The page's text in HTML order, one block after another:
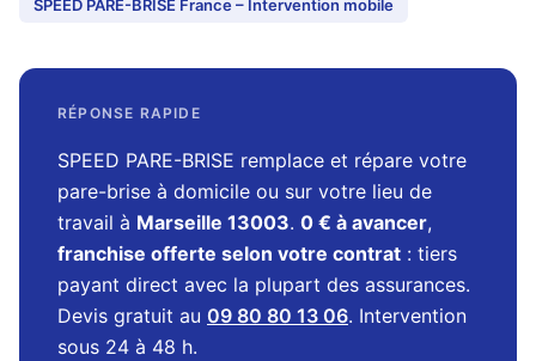
SPEED PARE-BRISE France – Intervention mobile
RÉPONSE RAPIDE
SPEED PARE-BRISE remplace et répare votre
pare-brise à domicile ou sur votre lieu de
travail à Marseille 13003. 0 € à avancer,
franchise offerte selon votre contrat : tiers
payant direct avec la plupart des assurances.
Devis gratuit au 09 80 80 13 06. Intervention
sous 24 à 48 h.